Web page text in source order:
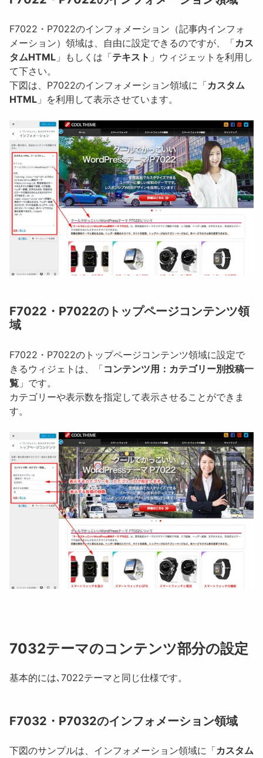
F7022・P7022のインフォメーション（記事内インフォ
メーション）領域は、自由に設定できるのですが、「カス
タムHTML 」もしくは「テキスト 」ウィジェットを利用し
て下さい。
下図は、P7022のインフォメーション領域に「カスタム
HTML 」を利用して表示させています。
F7022・P7022のトップページコンテンツ領
域
F7022・P7022のトップページコンテンツ領域に設定で
きるウィジェトは、「コンテンツ用：カテゴリー別投稿一
覧 」です。
カテゴリーや表示数を指定して表示させることができま
す。
7032テーマのコンテンツ部分の設定
基本的には､7022テーマと同じ仕様です。
F7032・P7032のインフォメーション領域
下図のサンプルは、インフォメーション領域に「カスタム